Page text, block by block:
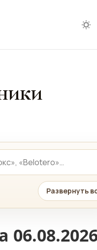
Развернуть